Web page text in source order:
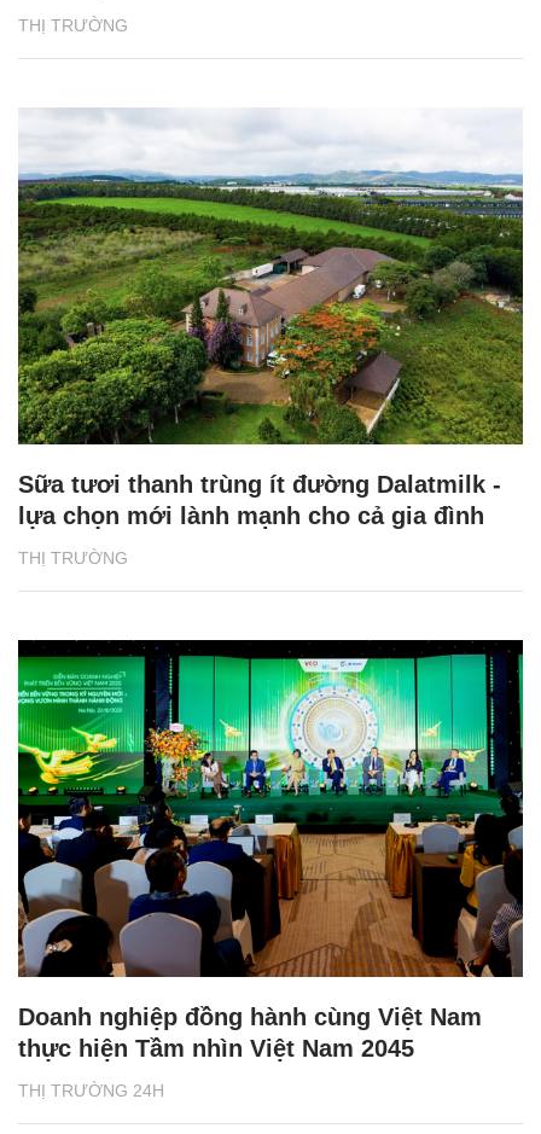
THỊ TRƯỜNG
THỊ TRƯỜNG
Sữa tươi thanh trùng ít đường Dalatmilk -
lựa chọn mới lành mạnh cho cả gia đình
THỊ TRƯỜNG 24H
Doanh nghiệp đồng hành cùng Việt Nam
thực hiện Tầm nhìn Việt Nam 2045